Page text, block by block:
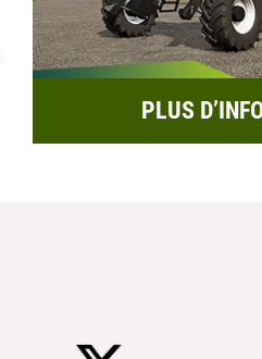
PLUS